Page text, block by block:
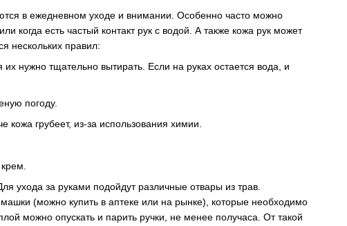
в ежедневном уходе и внимании. Особенно часто можно
когда есть частый контакт рук с водой. А также кожа рук может
нескольких правил:
нужно тщательно вытирать. Если на руках остается вода, и
погоду.
грубеет, из-за использования химии.
ухода за руками подойдут различные отвары из трав.
(можно купить в аптеке или на рынке), которые необходимо
можно опускать и парить ручки, не менее получаса. От такой